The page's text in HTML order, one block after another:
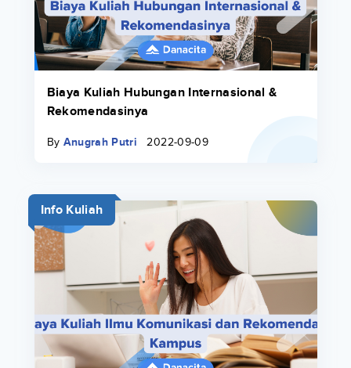
Biaya Kuliah Hubungan Internasional &
Rekomendasinya
By Anugrah Putri 2022-09-09
Info Kuliah